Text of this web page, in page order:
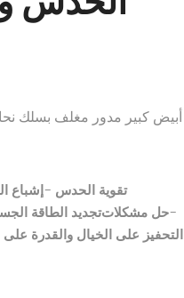
إشباعتقوية الحدس -
تجديد الطاقة-حل مشكلات
التحفيز على الخيال والقدرة